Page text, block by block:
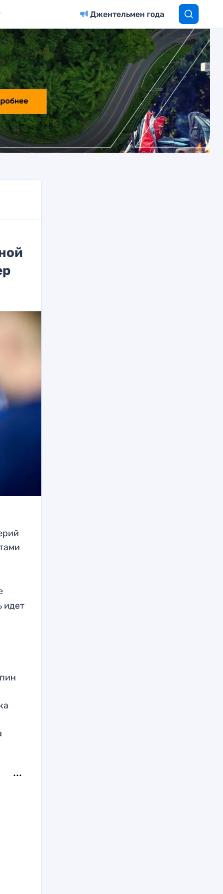
Джентельмен года
идет